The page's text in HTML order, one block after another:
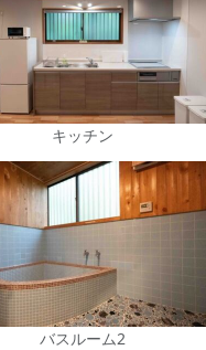
キッチン
バスルーム2